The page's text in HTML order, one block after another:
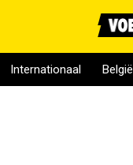
Internationaal België